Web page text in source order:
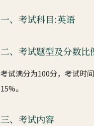
一、考试科目:英语
二、考试题型及分数比
考试满分为100分，考试时
15%。
三、考试内容